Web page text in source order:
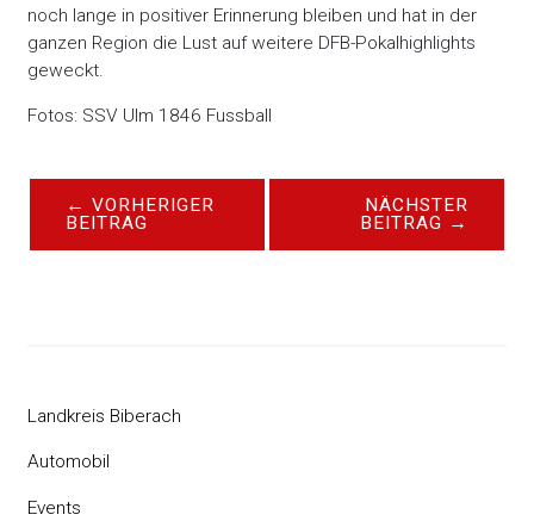
noch lange in positiver Erinnerung bleiben und hat in der
ganzen Region die Lust auf weitere DFB-Pokalhighlights
geweckt.
Fotos: SSV Ulm 1846 Fussball
← VORHERIGER
BEITRAG
NÄCHSTER
BEITRAG →
Landkreis Biberach
Automobil
Events